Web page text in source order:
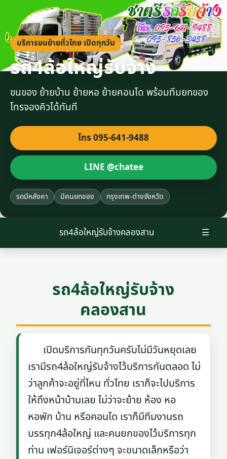
บริการขนย้ายทั่วไทย เปิดทุกวัน
รถ4ล้อใหญ่รับจ้าง
ขนของ ย้ายบ้าน ย้ายหอ ย้ายคอนโด พร้อมทีมยกของ
โทรจองคิวได้ทันที
โทร 095-641-9488
LINE @chatee
รถมีหลังคา มีคนยกของ กรุงเทพ-ต่างจังหวัด
☰
รถ4ล้อใหญ่รับจ้างคลองสาน
รถ4ล้อใหญ่รับจ้าง
คลองสาน
เปิดบริการกันทุกวันครับไม่มีวันหยุดเลย
เรามีรถ4ล้อใหญ่รับจ้างไว้บริการกันตลอด ไม่
ว่าลูกค้าจะอยู่ที่ไหน ทั่วไทย เราก็จะไปบริการ
ให้ถึงหน้าบ้านเลย ไม่ว่าจะย้าย ห้อง หอ
หอพัก บ้าน หรือคอนโด เราก็มีทีมงานรถ
บรรทุก4ล้อใหญ่ และคนยกของไว้บริการทุก
ท่าน เฟอร์นิเจอร์ต่างๆ จะขนาดเล็กหรือว่า